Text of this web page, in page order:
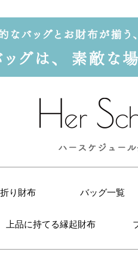
り財布 バッグ一覧
上品に持てる縁起財布